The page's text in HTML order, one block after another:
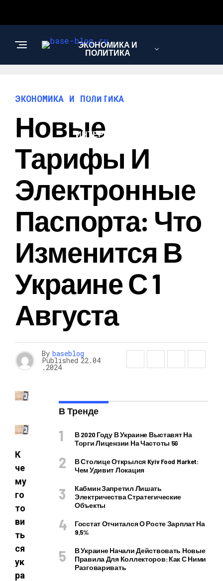
ЭКОНОМИКА И
ПОЛИТИКА
НОВОСТИ
ИНТЕРЕСНОЕ И
ЭКОНОМИКА И ПОЛИТИКА
Новые
Тарифы И
Электронные
Паспорта: Что
Изменится В
Украине С 1
Августа
By baseblog
Published 22.04
.2024
К
че
му
го
то
ви
ть
ся
ук
ра
В Тренде
В 2020 Году В Украине Выставят На
Торги Лицензии На Частоты 5G
В Столице Открылся Kyiv Food Market:
Чем Удивит Локация
Кабмин Запретил Лишать
Электричества Стратегические
Объекты
Госстат Отчитался О Росте Зарплат На
9,5%
В Украине Начали Действовать Новые
Правила Для Коллекторов: Как С Ними
Разговаривать